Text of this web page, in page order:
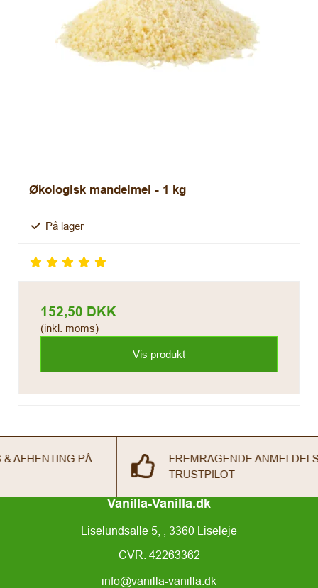
Økologisk mandelmel - 1 kg
På lager
152,50 DKK
(inkl. moms)
Vis produkt
FREMRAGENDE ANMELDELSER PÅ GOOGLE &
Vanilla-Vanilla.dk
Liselundsalle 5, , 3360 Liseleje
CVR: 42263362
info@vanilla-vanilla.dk